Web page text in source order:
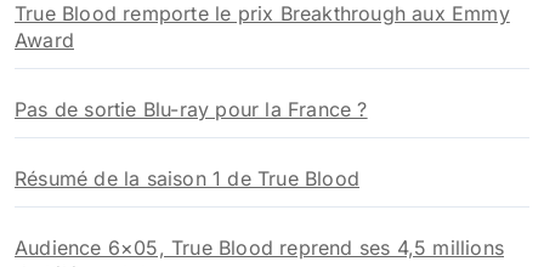
True Blood remporte le prix Breakthrough aux Emmy
Award
Pas de sortie Blu-ray pour la France ?
Résumé de la saison 1 de True Blood
Audience 6×05, True Blood reprend ses 4,5 millions